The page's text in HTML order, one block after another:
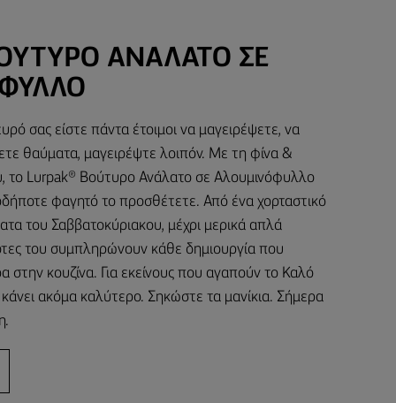
ΑΝΆΛΑΤΟ ΣΕ
σας είστε πάντα έτοιμοι να μαγειρέψετε, να
θαύματα, μαγειρέψτε λοιπόν. Με τη φίνα &
το Lurpak® Βούτυρο Ανάλατο σε Αλουμινόφυλλο
φαγητό το προσθέτετε. Από ένα χορταστικό
του Σαββατοκύριακου, μέχρι μερικά απλά
του συμπληρώνουν κάθε δημιουργία που
στην κουζίνα. Για εκείνους που αγαπούν το Καλό
ακόμα καλύτερο. Σηκώστε τα μανίκια. Σήμερα